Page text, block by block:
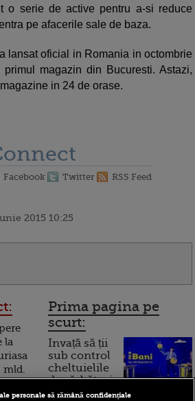
o serie de active pentru a-si reduce
pe afacerile sale de baza.
lansat oficial in Romania in octombrie
magazin din Bucuresti. Astazi,
in 24 de orase.
Facebook Twitter RSS Feed
2015 10:25
la
mld.
Prima pagina pe
scurt:
Invață să ții
sub control
cheltuielile
de sărbători.
Cum
personale să rămână confidențiale